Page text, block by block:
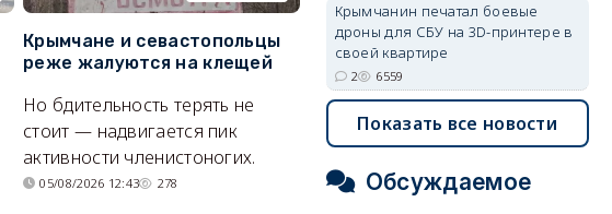
Крымчане и севастопольцы
реже жалуются на клещей
Но бдительность терять не
стоит — надвигается пик
активности членистоногих.
05/08/2026 12:43 278
В Севастополе утвердили
проект застройки центра
Балаклавы
Там появится туристический
квартал с отелями и
парковками.
Крымчанин печатал боевые
дроны для СБУ на 3D-принтере в
своей квартире
2 6559
Показать все новости
Обсуждаемое